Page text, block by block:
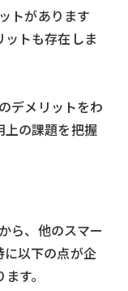
トがあります
トも存在しま
デメリットをわ
上の課題を把握
ら、他のスマー
に以下の点が企
す。